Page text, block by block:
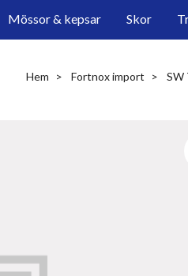
Mössor & kepsar
Skor
Hem Fortnox import SW